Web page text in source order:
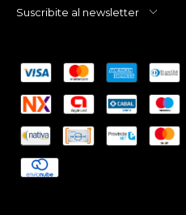
Suscribite al newsletter